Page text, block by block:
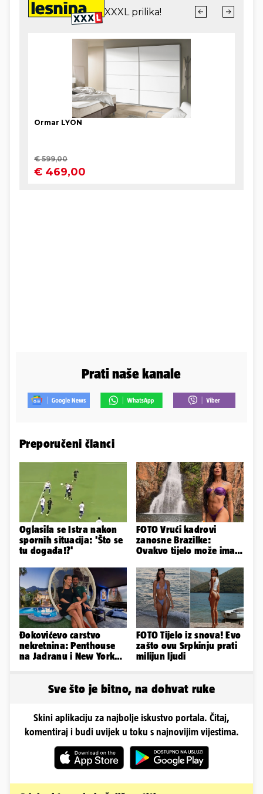
Prati naše kanale
Preporučeni članci
Oglasila se Istra nakon
spornih situacija: 'Što se
tu događa!?'
FOTO Vrući kadrovi
zanosne Brazilke:
Ovakvo tijelo može imati
Đokovićevo carstvo
nekretnina: Penthouse
na Jadranu i New Yorku,
FOTO Tijelo iz snova! Evo
zašto ovu Srpkinju prati
milijun ljudi
Sve što je bitno, na dohvat ruke
Skini aplikaciju za najbolje iskustvo portala. Čitaj,
komentiraj i budi uvijek u toku s najnovijim vijestima.